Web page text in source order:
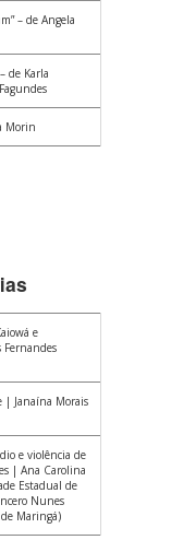
– de Angela
de Karla
Morin
e
Fernandes
| Janaína Morais
e violência de
| Ana Carolina
Estadual de
Nunes
Maringá)